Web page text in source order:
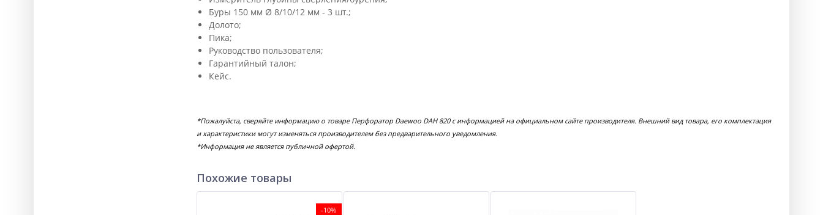
Буры 150 мм Ø 8/10/12 мм - 3 шт.;
Долото;
Пика;
Руководство пользователя;
Гарантийный талон;
Кейс.
*Пожалуйста, сверяйте информацию о товаре Перфоратор Daewoo DAH 820 с информацией на официальном сайте производителя. Внешний вид товара, его комплектация
и характеристики могут изменяться производителем без предварительного уведомления.
*Информация не является публичной офертой.
Похожие товары
-10%